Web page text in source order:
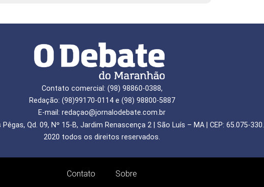
Contato comercial: (98) 98860-0388,
Redação: (98)99170-0114 e (98) 98800-5887
E-mail: redaçao@jornalodebate.com.br
Pêgas, Qd. 09, Nº 15-B, Jardim Renascença 2 | São Luís – MA | CEP: 65.075-330.
2020 todos os direitos reservados.
Contato Sobre